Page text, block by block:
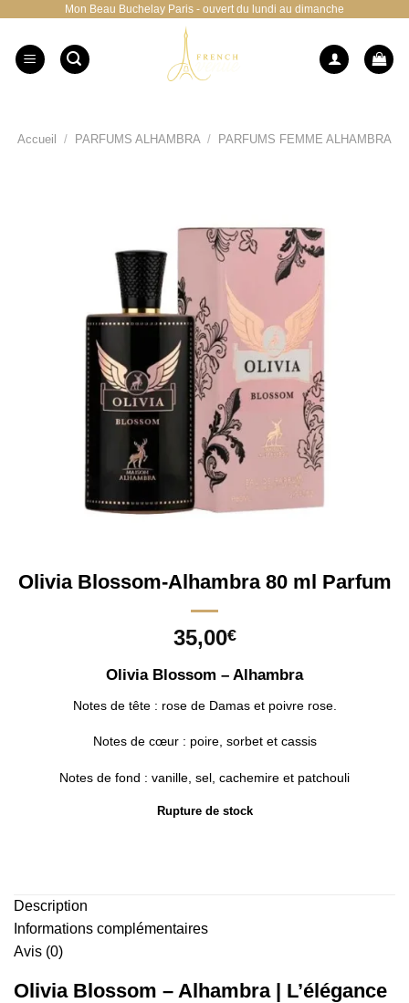
contenu
Mon Beau Buchelay Paris - ouvert du lundi au dimanche
Accueil / PARFUMS ALHAMBRA / PARFUMS FEMME ALHAMBRA
Olivia Blossom-Alhambra 80 ml Parfum
35,00€
Olivia Blossom – Alhambra
Notes de tête : rose de Damas et poivre rose.
Notes de cœur : poire, sorbet et cassis
Notes de fond : vanille, sel, cachemire et patchouli
Rupture de stock
Description
Informations complémentaires
Avis (0)
Olivia Blossom – Alhambra | L’élégance